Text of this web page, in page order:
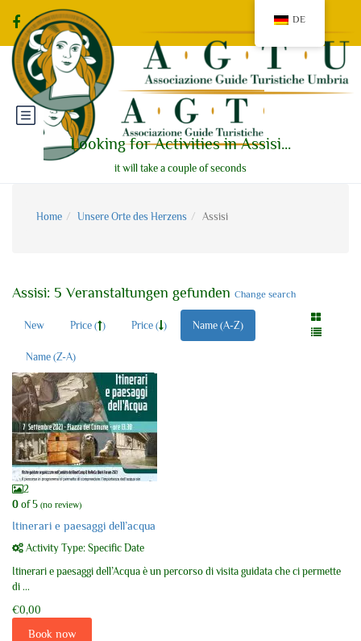
Looking for Activities in Assisi...
it will take a couple of seconds
Home Unsere Orte des Herzens Assisi
Assisi: 5 Veranstaltungen gefunden Change search
New Price ( ) Price ( ) Name (A-Z)
Name (Z-A)
2
0 of 5 (no review)
Itinerari e paesaggi dell’acqua
Activity Type: Specific Date
Itinerari e paesaggi dell’Acqua è un percorso di visita guidata che ci permette
di ...
€0,00
Book now
DE